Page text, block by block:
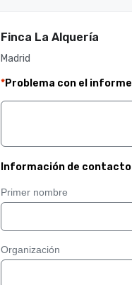
Finca La Alquería
Madrid
*Problema con el informe
Información de contacto
Primer nombre
Organización